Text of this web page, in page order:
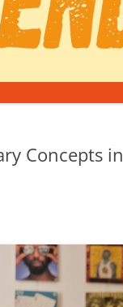
Concepts